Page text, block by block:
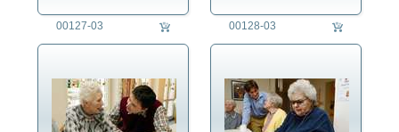
00127-03 00128-03